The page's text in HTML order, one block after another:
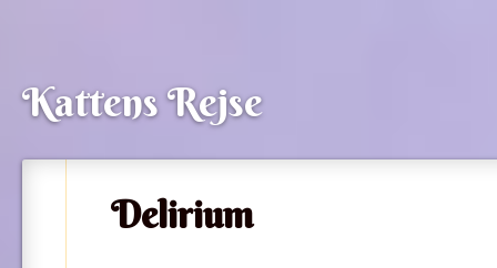
Kattens Rejse
Delirium